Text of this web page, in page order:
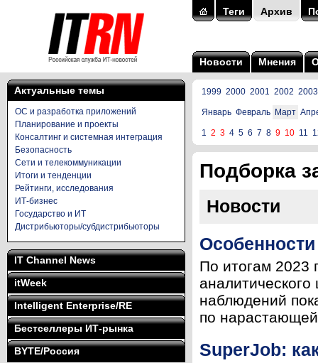
Теги Архив
Новости Мнения
Актуальные темы
ОС и разработка приложений
Планирование и проекты
Консалтинг и системная интеграция
Безопасность
Сети и телекоммуникации
Итоги и тенденции
Рейтинги, исследования
ИТ-бизнес
Государство и ИТ
Дистрибьюторы/субдистрибьюторы
IT Channel News
itWeek
Intelligent Enterprise/RE
Бестселлеры ИТ-рынка
BYTE/Россия
1999 2000 2001 2002 2003
Январь Февраль Март
1 2 3 4 5 6 7 8 9 10 11
Подборка
Новости
По итогам 2023
наблюдений
по
SuperJob: